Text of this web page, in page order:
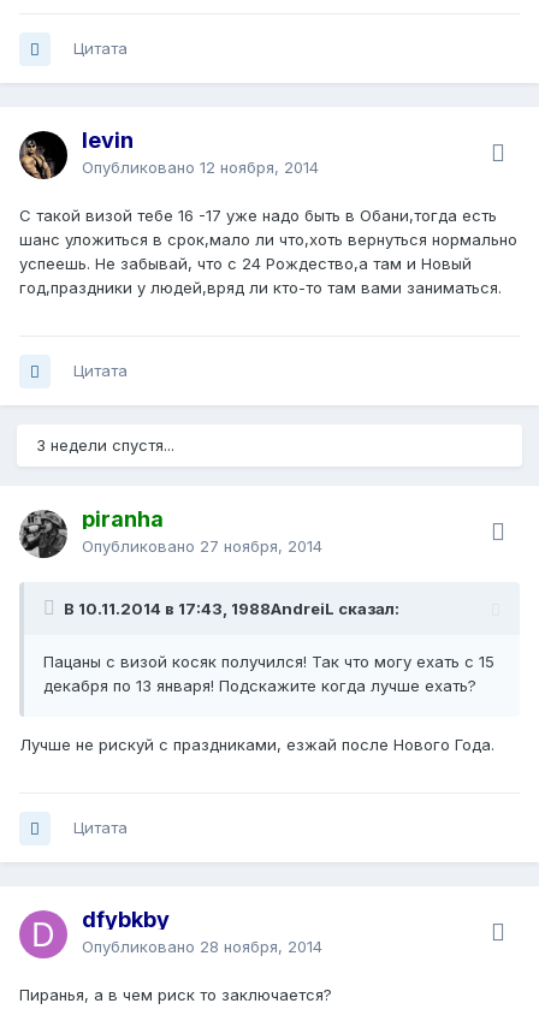
Цитата
levin
Опубликовано 12 ноября, 2014
С такой визой тебе 16 -17 уже надо быть в Обани,тогда есть
шанс уложиться в срок,мало ли что,хоть вернуться нормально
успеешь. Не забывай, что с 24 Рождество,а там и Новый
год,праздники у людей,вряд ли кто-то там вами заниматься.
Цитата
3 недели спустя...
piranha
Опубликовано 27 ноября, 2014
В 10.11.2014 в 17:43, 1988AndreiL сказал:
Пацаны с визой косяк получился! Так что могу ехать с 15
декабря по 13 января! Подскажите когда лучше ехать?
Лучше не рискуй с праздниками, езжай после Нового Года.
Цитата
dfybkby
Опубликовано 28 ноября, 2014
Пиранья, а в чем риск то заключается?